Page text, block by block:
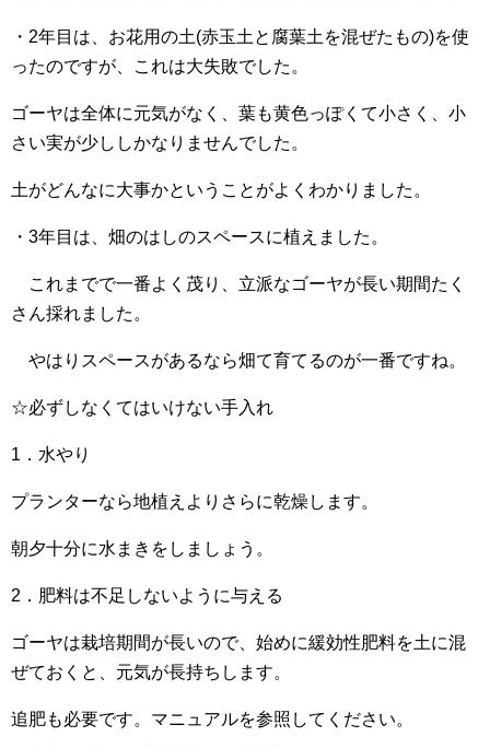
・2年目は、お花用の土(赤玉土と腐葉土を混ぜたもの)を使
ったのですが、これは大失敗でした。
ゴーヤは全体に元気がなく、葉も黄色っぽくて小さく、小
さい実が少ししかなりませんでした。
土がどんなに大事かということがよくわかりました。
・3年目は、畑のはしのスペースに植えました。
これまでで一番よく茂り、立派なゴーヤが長い期間たく
さん採れました。
やはりスペースがあるなら畑て育てるのが一番ですね。
☆必ずしなくてはいけない手入れ
1．水やり
プランターなら地植えよりさらに乾燥します。
朝夕十分に水まきをしましょう。
2．肥料は不足しないように与える
ゴーヤは栽培期間が長いので、始めに緩効性肥料を土に混
ぜておくと、元気が長持ちします。
追肥も必要です。マニュアルを参照してください。